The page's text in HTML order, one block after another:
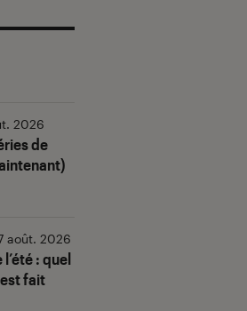
de
2026
: quel
fait
août. 2026